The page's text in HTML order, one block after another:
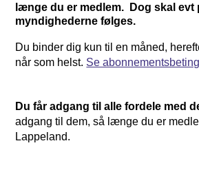
længe du er medlem. Dog skal evt
myndighederne følges.
Du binder dig kun til en måned,
når som helst. Se
Du får adgang til alle fordele med
adgang til dem, så længe du er
Lappeland.